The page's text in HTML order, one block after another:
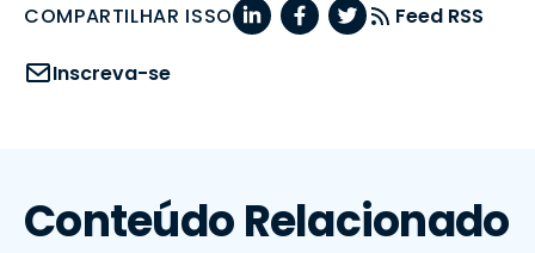
COMPARTILHAR ISSO
Feed RSS
Inscreva-se
Conteúdo Relacionado